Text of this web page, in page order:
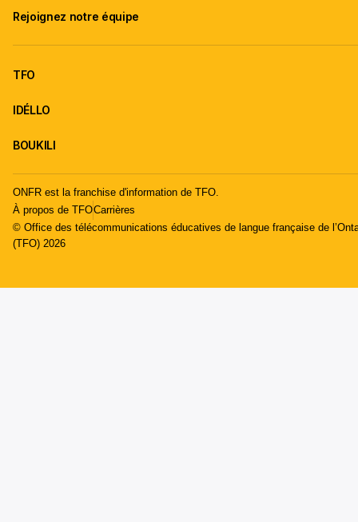
Rejoignez notre équipe
TFO
IDÉLLO
BOUKILI
ONFR est la franchise d'information de TFO.
À propos de TFOCarrières
© Office des télécommunications éducatives de langue française de
(TFO) 2026